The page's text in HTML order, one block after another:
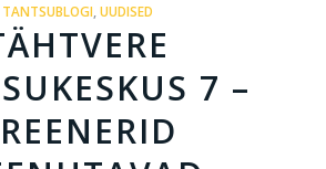
TANTSUBLOGI UUDISED
7 –